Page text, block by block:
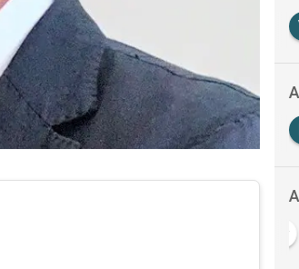
Cyber Security